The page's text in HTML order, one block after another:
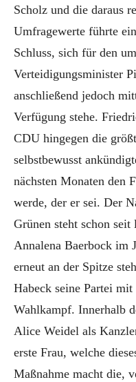
Scholz und die daraus
Umfragewerte führte
Schluss, sich für den
Verteidigungsminister
anschließend jedoch
Verfügung stehe.
CDU hingegen die
selbstbewusst
nächsten Monaten den
werde, der er sei. Der
Grünen steht schon
Annalena Baerbock im
erneut an der Spitze
Habeck seine Partei
Wahlkampf. Innerhalb
Alice Weidel als
erste Frau, welche
Maßnahme macht die,